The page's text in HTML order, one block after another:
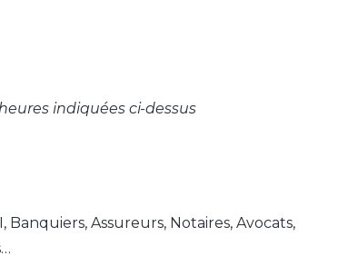
indiquées ci-dessus
Assureurs, Notaires, Avocats,